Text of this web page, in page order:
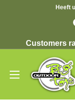
Heeft
Customers